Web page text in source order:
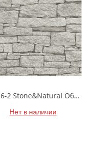
85086-2 Stone&Natural Обои виниловые на бумажной основе 1.06*15.5
Нет в наличии